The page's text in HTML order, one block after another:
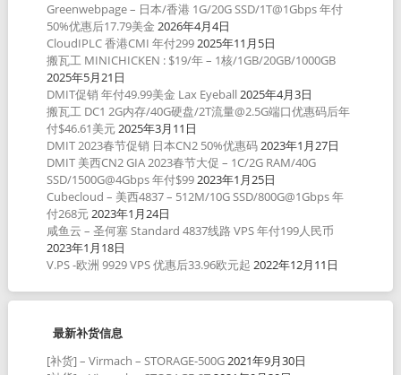
Greenwebpage – 日本/香港 1G/20G SSD/1T@1Gbps 年付
50%优惠后17.79美金 2026年4月4日
CloudIPLC 香港CMI 年付2992025年11月5日
搬瓦工 MINICHICKEN : $19/年 – 1核/1GB/20GB/1000GB
2025年5月21日
DMIT促销 年付49.99美金 Lax Eyeball 2025年4月3日
搬瓦工 DC1 2G内存/40G硬盘/2T流量@2.5G端口优惠码后年
付$46.61美元2025年3月11日
DMIT 2023春节促销 日本CN2 50%优惠码2023年1月27日
DMIT 美西CN2 GIA 2023春节大促 – 1C/2G RAM/40G
SSD/1500G@4Gbps 年付$992023年1月25日
Cubecloud – 美西4837 – 512M/10G SSD/800G@1Gbps 年
付268元2023年1月24日
咸鱼云 – 圣何塞 Standard 4837线路 VPS 年付199人民币
2023年1月18日
V.PS -欧洲 9929 VPS 优惠后33.96欧元起 2022年12月11日
最新补货信息
[补货] – Virmach – STORAGE-500G2021年9月30日